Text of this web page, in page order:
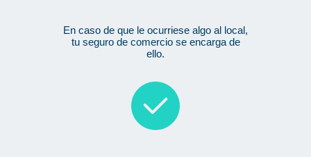
En caso de que le ocurriese algo al local,
tu seguro de comercio se encarga de
ello.